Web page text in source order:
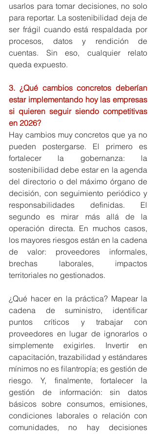
usarlos para tomar decisiones, no solo
para reportar. La sostenibilidad deja de
ser frágil cuando está respaldada por
procesos, datos y rendición de
cuentas. Sin eso, cualquier relato
queda expuesto.
3. ¿Qué cambios concretos deberían
estar implementando hoy las empresas
si quieren seguir siendo competitivas
en 2026?
Hay cambios muy concretos que ya no
pueden postergarse. El primero es
fortalecer la gobernanza: la
sostenibilidad debe estar en la agenda
del directorio o del máximo órgano de
decisión, con seguimiento periódico y
responsabilidades definidas. El
segundo es mirar más allá de la
operación directa. En muchos casos,
los mayores riesgos están en la cadena
de valor: proveedores informales,
brechas laborales, impactos
territoriales no gestionados.
¿Qué hacer en la práctica? Mapear la
cadena de suministro, identificar
puntos críticos y trabajar con
proveedores en lugar de ignorarlos o
simplemente exigirles. Invertir en
capacitación, trazabilidad y estándares
mínimos no es filantropía; es gestión de
riesgo. Y, finalmente, fortalecer la
gestión de información: sin datos
básicos sobre consumos, emisiones,
condiciones laborales o relación con
comunidades, no hay decisiones